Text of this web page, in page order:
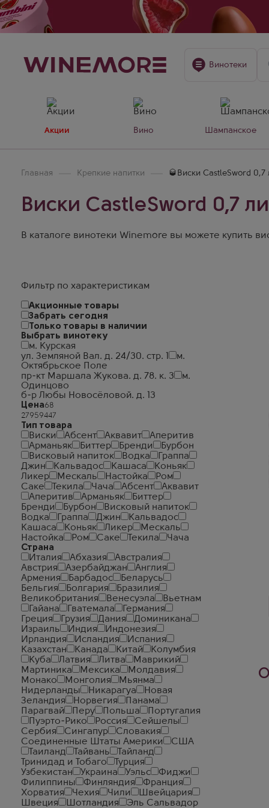
Винотеки
Акции Вино Шампанское
Главная Крепкие напитки 🥃Виски CastleSword 0,7
Виски CastleSword 0,7
В каталоге винотеки Winemore вы можете купить
Фильтр по характеристикам
Акционные товары
Забрать сегодня
Только товары в наличии
Выбрать винотеку
м. Курская
ул. Земляной Вал. д. 24/30. стр. 1
м.
Октябрьское Поле
пр-кт Маршала Жукова. д. 78. к. 3
м.
Одинцово
б-р Любы Новосёловой. д. 13
Цена
Тип товара
Виски
Абсент Аквавит
Аперитив
Арманьяк
Биттер Бренди
Бурбон
Висковый напиток
Водка
Граппа
Джин
Кальвадос Кашаса
Коньяк
Ликер
Мескаль Настойка
Ром
Саке
Текила Чача Абсент
Аквавит
Аперитив
Арманьяк
Биттер
Бренди
Бурбон
Висковый напиток
Водка
Граппа Джин
Кальвадос
Кашаса
Коньяк Ликер
Мескаль
Настойка
Ром Саке Текила
Чача
Страна
Италия
Абхазия
Австралия
Австрия
Азербайджан
Англия
Армения
Барбадос
Беларусь
Бельгия
Болгария
Бразилия
Великобритания
Венесуэла
Вьетнам
Гайана
Гватемала
Германия
Греция
Грузия Дания
Доминикана
Израиль
Индия
Индонезия
Ирландия
Исландия
Испания
Казахстан
Канада Китай
Колумбия
Куба
Латвия Литва
Маврикий
Мартиника
Мексика
Молдавия
Монако
Монголия
Мьянма
Нидерланды
Никарагуа
Новая
Зеландия
Норвегия
Панама
Парагвай
Перу Польша
Португалия
Пуэрто-Рико
Россия
Сейшелы
Сербия
Сингапур
Словакия
Соединенные Штаты Америки
США
Таиланд
Тайвань
Тайланд
Тринидад и Тобаго
Турция
Узбекистан
Украина Уэльс
Фиджи
Филиппины
Финляндия
Франция
Хорватия
Чехия Чили
Швейцария
Швеция
Шотландия
Эль Сальвадор